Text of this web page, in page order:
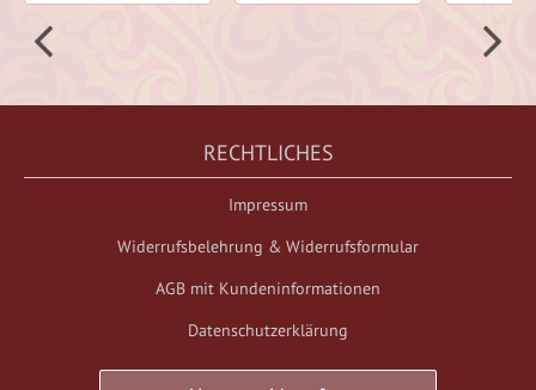
RECHTLICHES
Impressum
Widerrufsbelehrung & Widerrufsformular
AGB mit Kundeninformationen
Datenschutzerklärung